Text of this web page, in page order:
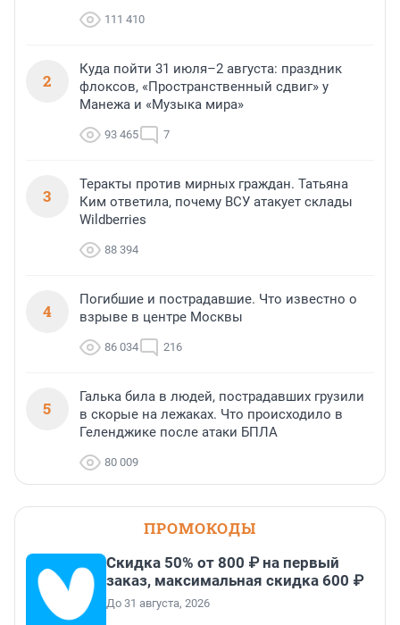
111 410
2
Куда пойти 31 июля–2 августа: праздник
флоксов, «Пространственный сдвиг» у
Манежа и «Музыка мира»
93 465 7
3
Теракты против мирных граждан. Татьяна
Ким ответила, почему ВСУ атакует склады
Wildberries
88 394
4
Погибшие и пострадавшие. Что известно о
взрыве в центре Москвы
86 034 216
5
Галька била в людей, пострадавших грузили
в скорые на лежаках. Что происходило в
Геленджике после атаки БПЛА
80 009
ПРОМОКОДЫ
Скидка 50% от 800 ₽ на первый
заказ, максимальная скидка 600 ₽
До 31 августа, 2026